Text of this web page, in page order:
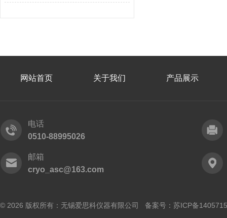
网站首页 关于我们 产品展示
电话
0510-88995026
邮箱
cryo_asc@163.com
© 2026 版权所有：无锡爱思科仪器有限公司 备案号： 苏ICP备